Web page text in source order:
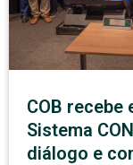
COB
Sistema
diálogo e